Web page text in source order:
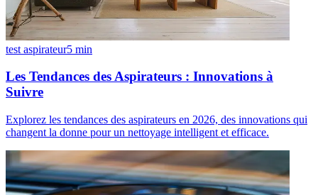
test aspirateur5 min
Les Tendances des Aspirateurs : Innovations à
Suivre
Explorez les tendances des aspirateurs en 2026, des innovations qui
changent la donne pour un nettoyage intelligent et efficace.